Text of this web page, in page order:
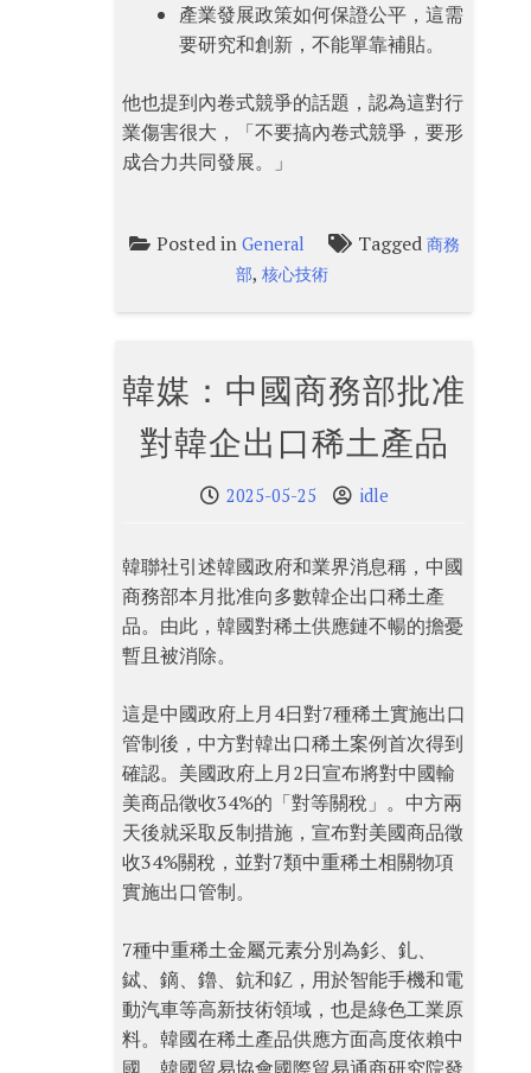
產業發展政策如何保證公平，這需
要研究和創新，不能單靠補貼。
他也提到內卷式競爭的話題，認為這對行
業傷害很大，「不要搞內卷式競爭，要形
成合力共同發展。」
Posted in General Tagged 商務
部,核心技術
韓媒：中國商務部批准
對韓企出口稀土產品
2025-05-25 idle
韓聯社引述韓國政府和業界消息稱，中國
商務部本月批准向多數韓企出口稀土產
品。由此，韓國對稀土供應鏈不暢的擔憂
暫且被消除。
這是中國政府上月4日對7種稀土實施出口
管制後，中方對韓出口稀土案例首次得到
確認。美國政府上月2日宣布將對中國輸
美商品徵收34%的「對等關稅」。中方兩
天後就采取反制措施，宣布對美國商品徵
收34%關稅，並對7類中重稀土相關物項
實施出口管制。
7種中重稀土金屬元素分別為釤、釓、
鋱、鏑、鑥、鈧和釔，用於智能手機和電
動汽車等高新技術領域，也是綠色工業原
料。韓國在稀土產品供應方面高度依賴中